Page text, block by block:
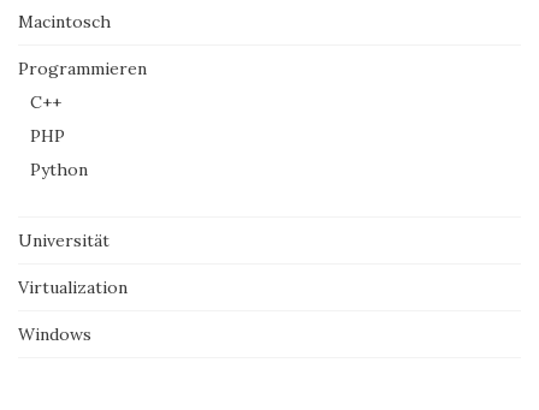
Macintosch
Programmieren
C++
PHP
Python
Universität
Virtualization
Windows